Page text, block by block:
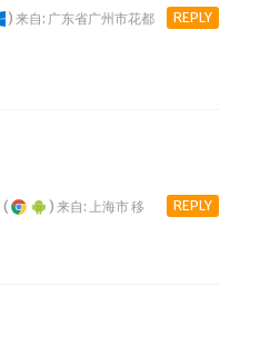
REPLY
) 来自: 广东省广州市花都
REPLY
( ) 来自: 上海市 移